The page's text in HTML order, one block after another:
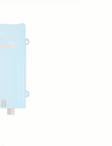
ja
sijoitettuna.